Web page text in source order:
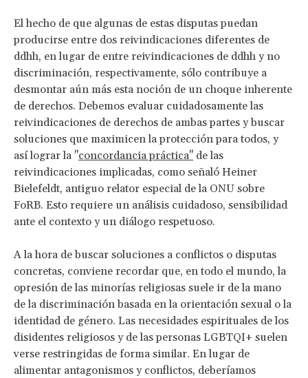
El hecho de que algunas de estas disputas puedan
producirse entre dos reivindicaciones diferentes de
ddhh, en lugar de entre reivindicaciones de ddhh y no
discriminación, respectivamente, sólo contribuye a
desmontar aún más esta noción de un choque inherente
de derechos. Debemos evaluar cuidadosamente las
reivindicaciones de derechos de ambas partes y buscar
soluciones que maximicen la protección para todos, y
así lograr la "concordancia práctica" de las
reivindicaciones implicadas, como señaló Heiner
Bielefeldt, antiguo relator especial de la ONU sobre
FoRB. Esto requiere un análisis cuidadoso, sensibilidad
ante el contexto y un diálogo respetuoso.
A la hora de buscar soluciones a conflictos o disputas
concretas, conviene recordar que, en todo el mundo, la
opresión de las minorías religiosas suele ir de la mano
de la discriminación basada en la orientación sexual o la
identidad de género. Las necesidades espirituales de los
disidentes religiosos y de las personas LGBTQI+ suelen
verse restringidas de forma similar. En lugar de
alimentar antagonismos y conflictos, deberíamos